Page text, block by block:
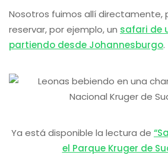
Nosotros fuimos allí directamente,
reservar, por ejemplo, un safari de
partiendo desde Johannesburgo.
Ya está disponible la lectura de
el Parque Kruger de